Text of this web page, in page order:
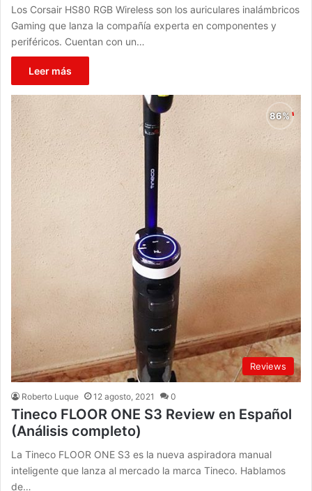
Los Corsair HS80 RGB Wireless son los auriculares inalámbricos
Gaming que lanza la compañía experta en componentes y
periféricos. Cuentan con un…
Leer más
Reviews
Roberto Luque 12 agosto, 2021 0
Tineco FLOOR ONE S3 Review en Español
(Análisis completo)
La Tineco FLOOR ONE S3 es la nueva aspiradora manual
inteligente que lanza al mercado la marca Tineco. Hablamos
de…